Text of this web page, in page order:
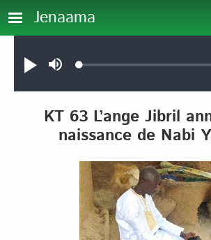
Aller au contenu principal
Jenaama
JouerSourdineLoaded:
KT 63 L’ange Jibril
naissance de Nabi